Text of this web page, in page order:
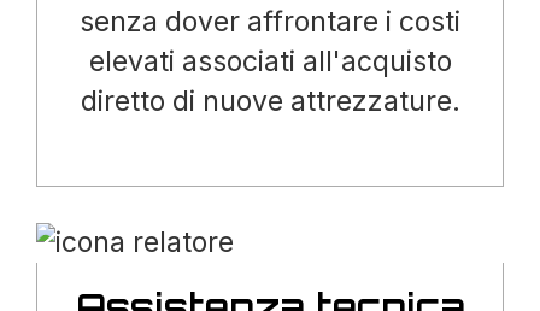
senza dover affrontare i costi
elevati associati all'acquisto
diretto di nuove attrezzature.